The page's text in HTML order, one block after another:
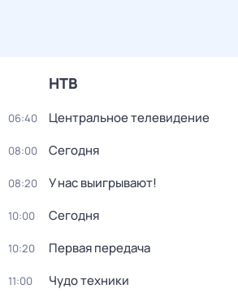
НТВ
06:40 Центральное телевидение
08:00 Сегодня
08:20 У нас выигрывают!
10:00 Сегодня
10:20 Первая передача
11:00 Чудо техники